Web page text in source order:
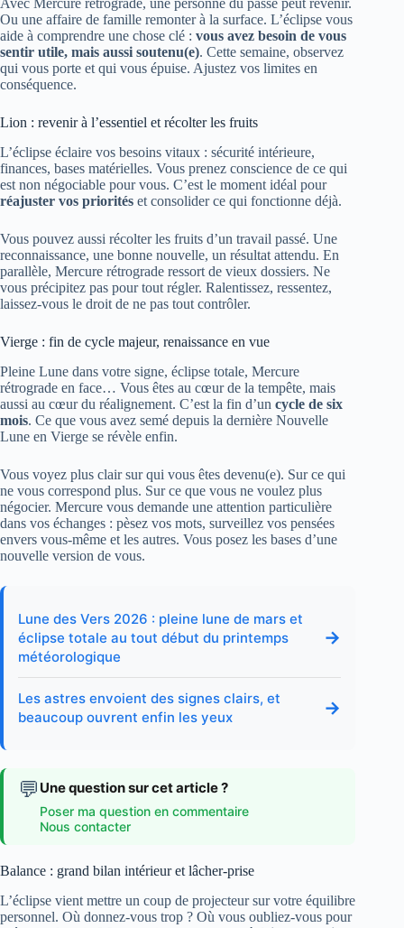
Avec Mercure rétrograde, une personne du passé peut revenir.
Ou une affaire de famille remonter à la surface. L’éclipse vous
aide à comprendre une chose clé : vous avez besoin de vous
sentir utile, mais aussi soutenu(e). Cette semaine, observez
qui vous porte et qui vous épuise. Ajustez vos limites en
conséquence.
Lion : revenir à l’essentiel et récolter les fruits
L’éclipse éclaire vos besoins vitaux : sécurité intérieure,
finances, bases matérielles. Vous prenez conscience de ce qui
est non négociable pour vous. C’est le moment idéal pour
réajuster vos priorités et consolider ce qui fonctionne déjà.
Vous pouvez aussi récolter les fruits d’un travail passé. Une
reconnaissance, une bonne nouvelle, un résultat attendu. En
parallèle, Mercure rétrograde ressort de vieux dossiers. Ne
vous précipitez pas pour tout régler. Ralentissez, ressentez,
laissez-vous le droit de ne pas tout contrôler.
Vierge : fin de cycle majeur, renaissance en vue
Pleine Lune dans votre signe, éclipse totale, Mercure
rétrograde en face… Vous êtes au cœur de la tempête, mais
aussi au cœur du réalignement. C’est la fin d’un cycle de six
mois. Ce que vous avez semé depuis la dernière Nouvelle
Lune en Vierge se révèle enfin.
Vous voyez plus clair sur qui vous êtes devenu(e). Sur ce qui
ne vous correspond plus. Sur ce que vous ne voulez plus
négocier. Mercure vous demande une attention particulière
dans vos échanges : pèsez vos mots, surveillez vos pensées
envers vous-même et les autres. Vous posez les bases d’une
nouvelle version de vous.
Lune des Vers 2026 : pleine lune de mars et
éclipse totale au tout début du printemps
météorologique
→
Les astres envoient des signes clairs, et
beaucoup ouvrent enfin les yeux
→
💬 Une question sur cet article ?
Poser ma question en commentaire
Nous contacter
Balance : grand bilan intérieur et lâcher-prise
L’éclipse vient mettre un coup de projecteur sur votre équilibre
personnel. Où donnez-vous trop ? Où vous oubliez-vous pour